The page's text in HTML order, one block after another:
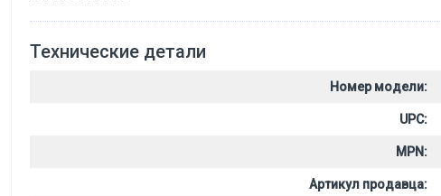
Технические детали
Номер модели:
UPC:
MPN:
Артикул продавца: